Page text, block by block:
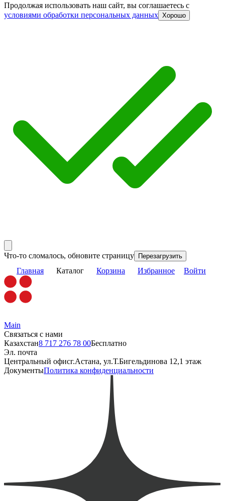
Продолжая использовать наш сайт, вы соглашаетесь c
условиями обработки персональных данных Хорошо
Что-то сломалось, обновите страницу Перезагрузить
Главная Каталог Корзина Избранное Войти
Main
Связаться с нами
Казахстан8 717 276 78 00Бесплатно
Эл. почта
Центральный офисг.Астана, ул.Т.Бигельдинова 12,1 этаж
ДокументыПолитика конфиденциальности